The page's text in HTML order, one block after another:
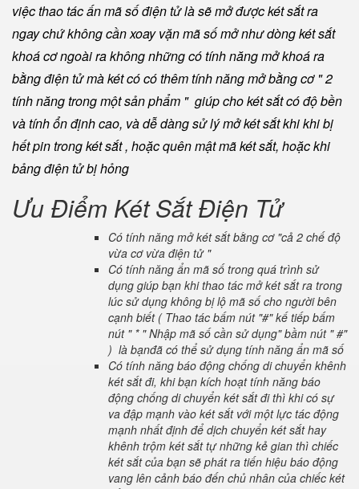
việc thao tác ấn mã số điện tử là sẽ mở được két sắt ra
ngay chứ không cần xoay vặn mã số mở như dòng két sắt
khoá cơ ngoài ra không những có tính năng mở khoá ra
bằng điện tử mà két có có thêm tính năng mở bằng cơ " 2
tính năng trong một sản phẩm " giúp cho két sắt có độ bền
và tính ổn định cao, và dễ dàng sử lý mở két sắt khi khi bị
hết pin trong két sắt , hoặc quên mật mã két sắt, hoặc khi
bảng điện tử bị hỏng
Ưu Điểm Két Sắt Điện Tử
Có tính năng mở két sắt bằng cơ "cả 2 chế độ
vừa cơ vừa điện tử "
Có tính năng ẩn mã số trong quá trình sử
dụng giúp bạn khi thao tác mở két sắt ra trong
lúc sử dụng không bị lộ mã số cho người bên
cạnh biết ( Thao tác bấm nút "#" kế tiếp bấm
nút " * " Nhập mã số cần sử dụng" bầm nút " #"
) là bạnđã có thể sử dụng tính năng ẩn mã số
Có tính năng báo động chống di chuyển khênh
két sắt đi, khi bạn kích hoạt tính năng báo
động chống di chuyển két sắt đi thì khi có sự
va đập mạnh vào két sắt với một lực tác động
mạnh nhất định để dịch chuyển két sắt hay
khênh trộm két sắt tự những kẻ gian thì chiếc
két sắt của bạn sẽ phát ra tiến hiệu báo động
vang lên cảnh báo đến chủ nhân của chiếc két